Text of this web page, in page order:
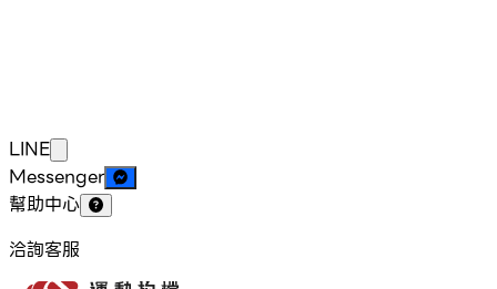
LINE
Messenger
幫助中心
洽詢客服